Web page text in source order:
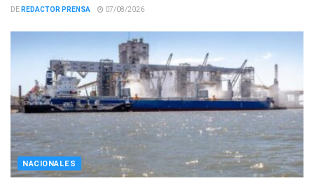
DEREDACTOR PRENSA 07/08/2026
NACIONALES